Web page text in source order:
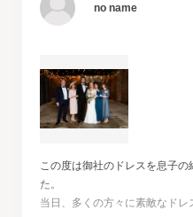
no name
この度は御社のドレスを息子
た。
当日、多くの方々に素敵なド